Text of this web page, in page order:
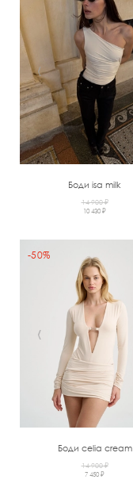
‹
Боди isa milk
14 900 ₽
10 430 ₽
‹
-50%
Боди celia cream
14 900 ₽
7 450 ₽